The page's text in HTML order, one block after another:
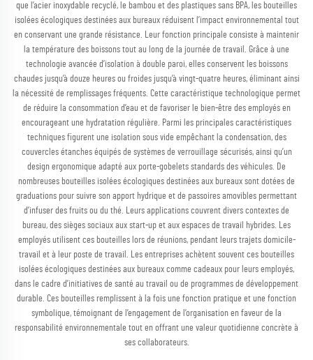
que l’acier inoxydable recyclé, le bambou et des plastiques sans BPA, les bouteilles
isolées écologiques destinées aux bureaux réduisent l’impact environnemental tout
en conservant une grande résistance. Leur fonction principale consiste à maintenir
la température des boissons tout au long de la journée de travail. Grâce à une
technologie avancée d’isolation à double paroi, elles conservent les boissons
chaudes jusqu’à douze heures ou froides jusqu’à vingt-quatre heures, éliminant ainsi
la nécessité de remplissages fréquents. Cette caractéristique technologique permet
de réduire la consommation d’eau et de favoriser le bien-être des employés en
encourageant une hydratation régulière. Parmi les principales caractéristiques
techniques figurent une isolation sous vide empêchant la condensation, des
couvercles étanches équipés de systèmes de verrouillage sécurisés, ainsi qu’un
design ergonomique adapté aux porte-gobelets standards des véhicules. De
nombreuses bouteilles isolées écologiques destinées aux bureaux sont dotées de
graduations pour suivre son apport hydrique et de passoires amovibles permettant
d’infuser des fruits ou du thé. Leurs applications couvrent divers contextes de
bureau, des sièges sociaux aux start-up et aux espaces de travail hybrides. Les
employés utilisent ces bouteilles lors de réunions, pendant leurs trajets domicile-
travail et à leur poste de travail. Les entreprises achètent souvent ces bouteilles
isolées écologiques destinées aux bureaux comme cadeaux pour leurs employés,
dans le cadre d’initiatives de santé au travail ou de programmes de développement
durable. Ces bouteilles remplissent à la fois une fonction pratique et une fonction
symbolique, témoignant de l’engagement de l’organisation en faveur de la
responsabilité environnementale tout en offrant une valeur quotidienne concrète à
ses collaborateurs.